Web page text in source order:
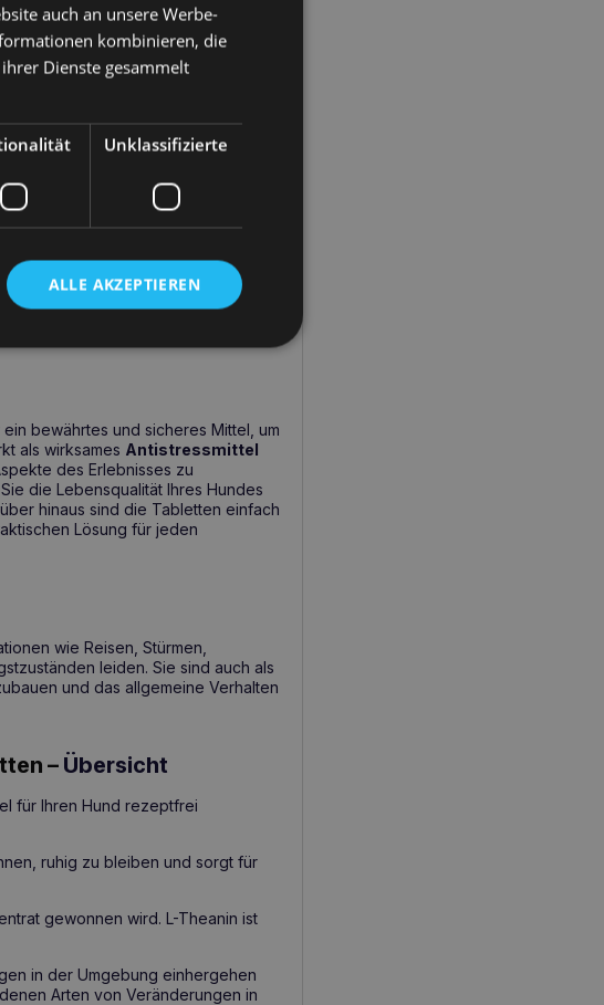
HUND
Produkts macht es zu einer
sind einfach zu verabreichen
praktischen Lösung für alle
bewährtes und sicheres Mittel, um
als wirksames Antistressmittel
des Erlebnisses zu
die Lebensqualität Ihres Hundes
hinaus sind die Tabletten einfach
Lösung für jeden
wie Reisen, Stürmen,
leiden. Sie sind auch als
und das allgemeine Verhalten
– Übersicht
für Ihren Hund rezeptfrei
ruhig zu bleiben und sorgt für
gewonnen wird. L-Theanin ist
in der Umgebung einhergehen
Arten von Veränderungen in
auch an unsere Werbe-
kombinieren, die
Dienste gesammelt
Unklassifizierte
ALLE AKZEPTIEREN